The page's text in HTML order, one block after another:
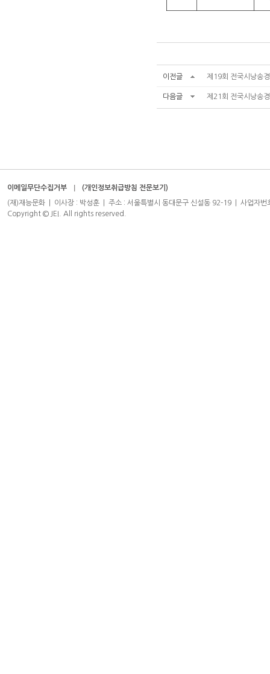
이전글 제19회 전국시낭송
다음글 제21회 전국시낭송
이메일무단수집거부 (개인정보취급방침 전문보기)
(재)재능문화 | 이사장 : 박성훈 | 주소 : 서울특별시 동대문구 신설동 92-19 | 사
Copyright © JEI. All rights reserved.